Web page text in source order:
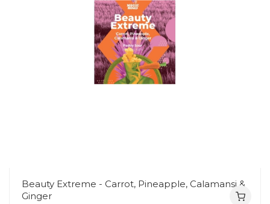
Beauty Extreme - Carrot, Pineapple, Calamansi &
Ginger